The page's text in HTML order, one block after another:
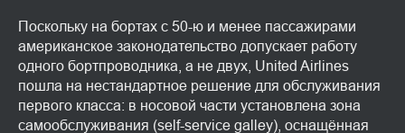
Поскольку на бортах с 50-ю и менее пассажирами
американское законодательство допускает работу
одного бортпроводника, а не двух, United Airlines
пошла на нестандартное решение для обслуживания
первого класса: в носовой части установлена зона
самообслуживания (self-service galley), оснащённая